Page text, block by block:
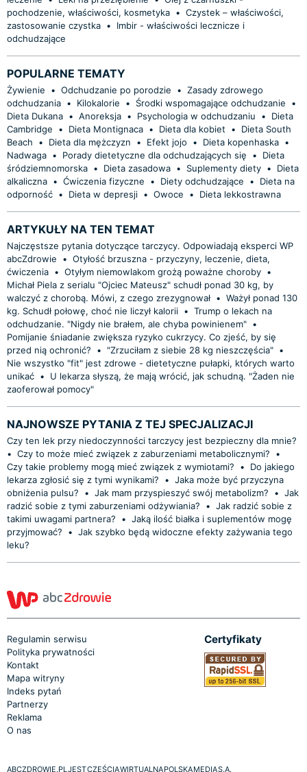
pochodzenie, właściwości, kosmetyka • Czystek – właściwości,
zastosowanie czystka •
Imbir - właściwości lecznicze i
odchudzające
POPULARNE TEMATY
Żywienie • Odchudzanie po porodzie • Zasady zdrowego
odchudzania • Kilokalorie • Środki wspomagające odchudzanie
•
Dieta Dukana • Anoreksja • Psychologia w odchudzaniu •
Dieta
Cambridge
• Dieta Montignaca • Dieta dla kobiet •
Dieta South
Beach
• Dieta dla mężczyzn • Efekt jojo • Dieta kopenhaska •
Nadwaga • Porady dietetyczne dla odchudzających się •
Dieta
śródziemnomorska • Dieta zasadowa • Suplementy diety •
Dieta
alkaliczna • Ćwiczenia fizyczne • Diety odchudzające •
Dieta na
odporność • Dieta w depresji • Owoce • Dieta lekkostrawna
ARTYKUŁY NA TEN TEMAT
Najczęstsze pytania dotyczące tarczycy. Odpowiadają eksperci WP
abcZdrowie
• Otyłość brzuszna - przyczyny, leczenie, dieta,
ćwiczenia • Otyłym niemowlakom grożą poważne choroby •
Michał Piela z serialu "Ojciec Mateusz" schudł ponad 30 kg, by
walczyć z chorobą. Mówi, z czego zrezygnował • Ważył ponad 130
kg. Schudł połowę, choć nie liczył kalorii • Trump o lekach na
odchudzanie. "Nigdy nie brałem, ale chyba powinienem" •
Pomijanie śniadanie zwiększa ryzyko cukrzycy. Co zjeść, by się
przed nią ochronić?
• "Zrzuciłam z siebie 28 kg nieszczęścia" •
Nie wszystko "fit" jest zdrowe - dietetyczne pułapki, których warto
unikać •
U lekarza słyszą, że mają wrócić, jak schudną. "Żaden nie
zaoferował pomocy"
NAJNOWSZE PYTANIA Z TEJ SPECJALIZACJI
Czy ten lek przy niedoczynności tarczycy jest bezpieczny dla mnie?
• Czy to może mieć związek z zaburzeniami metabolicznymi?
•
Czy takie problemy mogą mieć związek z wymiotami?
•
Do jakiego
lekarza zgłosić się z tymi wynikami?
• Jaka może być przyczyna
obniżenia pulsu?
• Jak mam przyspieszyć swój metabolizm? • Jak
radzić sobie z tymi zaburzeniami odżywiania?
• Jak radzić sobie z
takimi uwagami partnera?
• Jaką ilość białka i suplementów mogę
przyjmować?
• Jak szybko będą widoczne efekty zażywania tego
leku?
Regulamin serwisu
Polityka prywatności
Kontakt
Mapa witryny
Indeks pytań
Partnerzy
Reklama
O nas
Certyfikaty
ABCZDROWIE.PL JEST CZĘŚCIĄ WIRTUALNA POLSKA MEDIA S.A.